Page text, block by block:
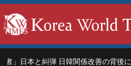
」日本と糾弾 日韓関係改善の背後に